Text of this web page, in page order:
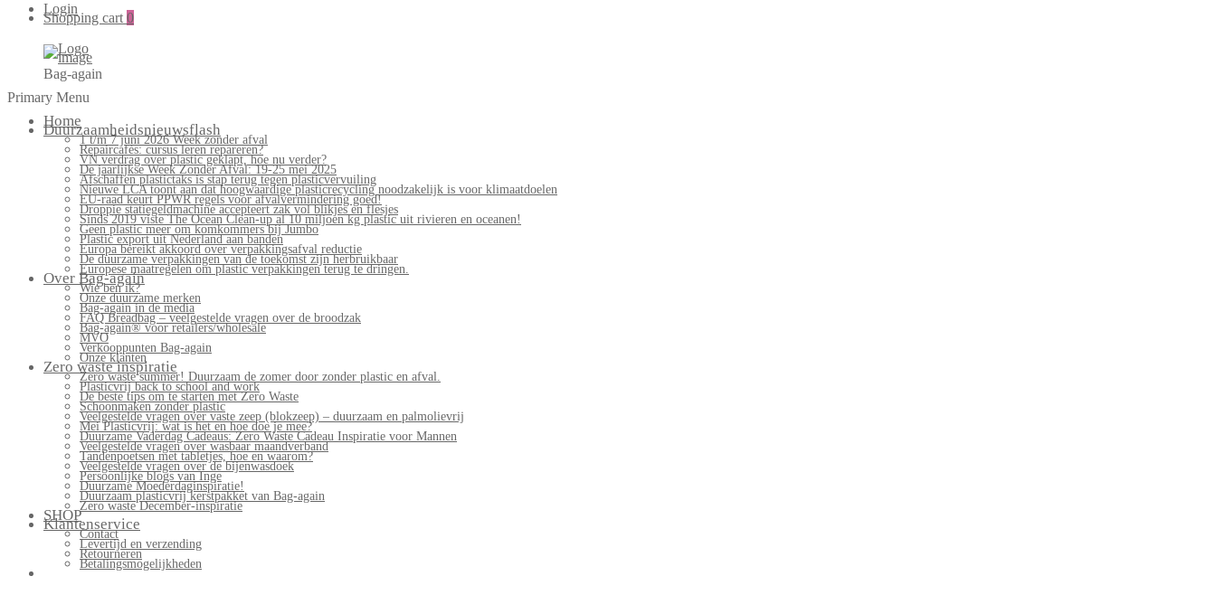
Login
Shopping cart 0
Bag-again
Primary Menu
Home
Duurzaamheidsnieuwsflash
1 t/m 7 juni 2026 Week zonder afval
Repaircafés: cursus leren repareren?
VN verdrag over plastic geklapt, hoe nu verder?
De jaarlijkse Week Zonder Afval: 19-25 mei 2025
Afschaffen plastictaks is stap terug tegen plasticvervuiling
Nieuwe LCA toont aan dat hoogwaardige plasticrecycling noodzakelijk is voor klimaatdoelen
EU-raad keurt PPWR regels voor afvalvermindering goed!
Droppie statiegeldmachine accepteert zak vol blikjes en flesjes
Sinds 2019 viste The Ocean Clean-up al 10 miljoen kg plastic uit rivieren en oceanen!
Geen plastic meer om komkommers bij Jumbo
Plastic export uit Nederland aan banden
Europa bereikt akkoord over verpakkingsafval reductie
De duurzame verpakkingen van de toekomst zijn herbruikbaar
Europese maatregelen om plastic verpakkingen terug te dringen.
Over Bag-again
Wie ben ik?
Onze duurzame merken
Bag-again in de media
FAQ Breadbag – veelgestelde vragen over de broodzak
Bag-again® voor retailers/wholesale
MVO
Verkooppunten Bag-again
Onze klanten
Zero waste inspiratie
Zero waste summer! Duurzaam de zomer door zonder plastic en afval.
Plasticvrij back to school and work
De beste tips om te starten met Zero Waste
Schoonmaken zonder plastic
Veelgestelde vragen over vaste zeep (blokzeep) – duurzaam en palmolievrij
Mei Plasticvrij: wat is het en hoe doe je mee?
Duurzame Vaderdag Cadeaus: Zero Waste Cadeau Inspiratie voor Mannen
Veelgestelde vragen over wasbaar maandverband
Tandenpoetsen met tabletjes, hoe en waarom?
Veelgestelde vragen over de bijenwasdoek
Persoonlijke blogs van Inge
Duurzame Moederdaginspiratie!
Duurzaam plasticvrij kerstpakket van Bag-again
Zero waste December-inspiratie
SHOP
Klantenservice
Contact
Levertijd en verzending
Retourneren
Betalingsmogelijkheden